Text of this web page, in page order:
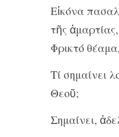
Εἰκόνα
τῆς
Φρικτό
Τί σημαίνει
Θεοῦ;
Σημαίνει,